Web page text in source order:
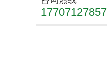
17707127857